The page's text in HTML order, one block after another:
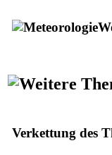
Verkettung des